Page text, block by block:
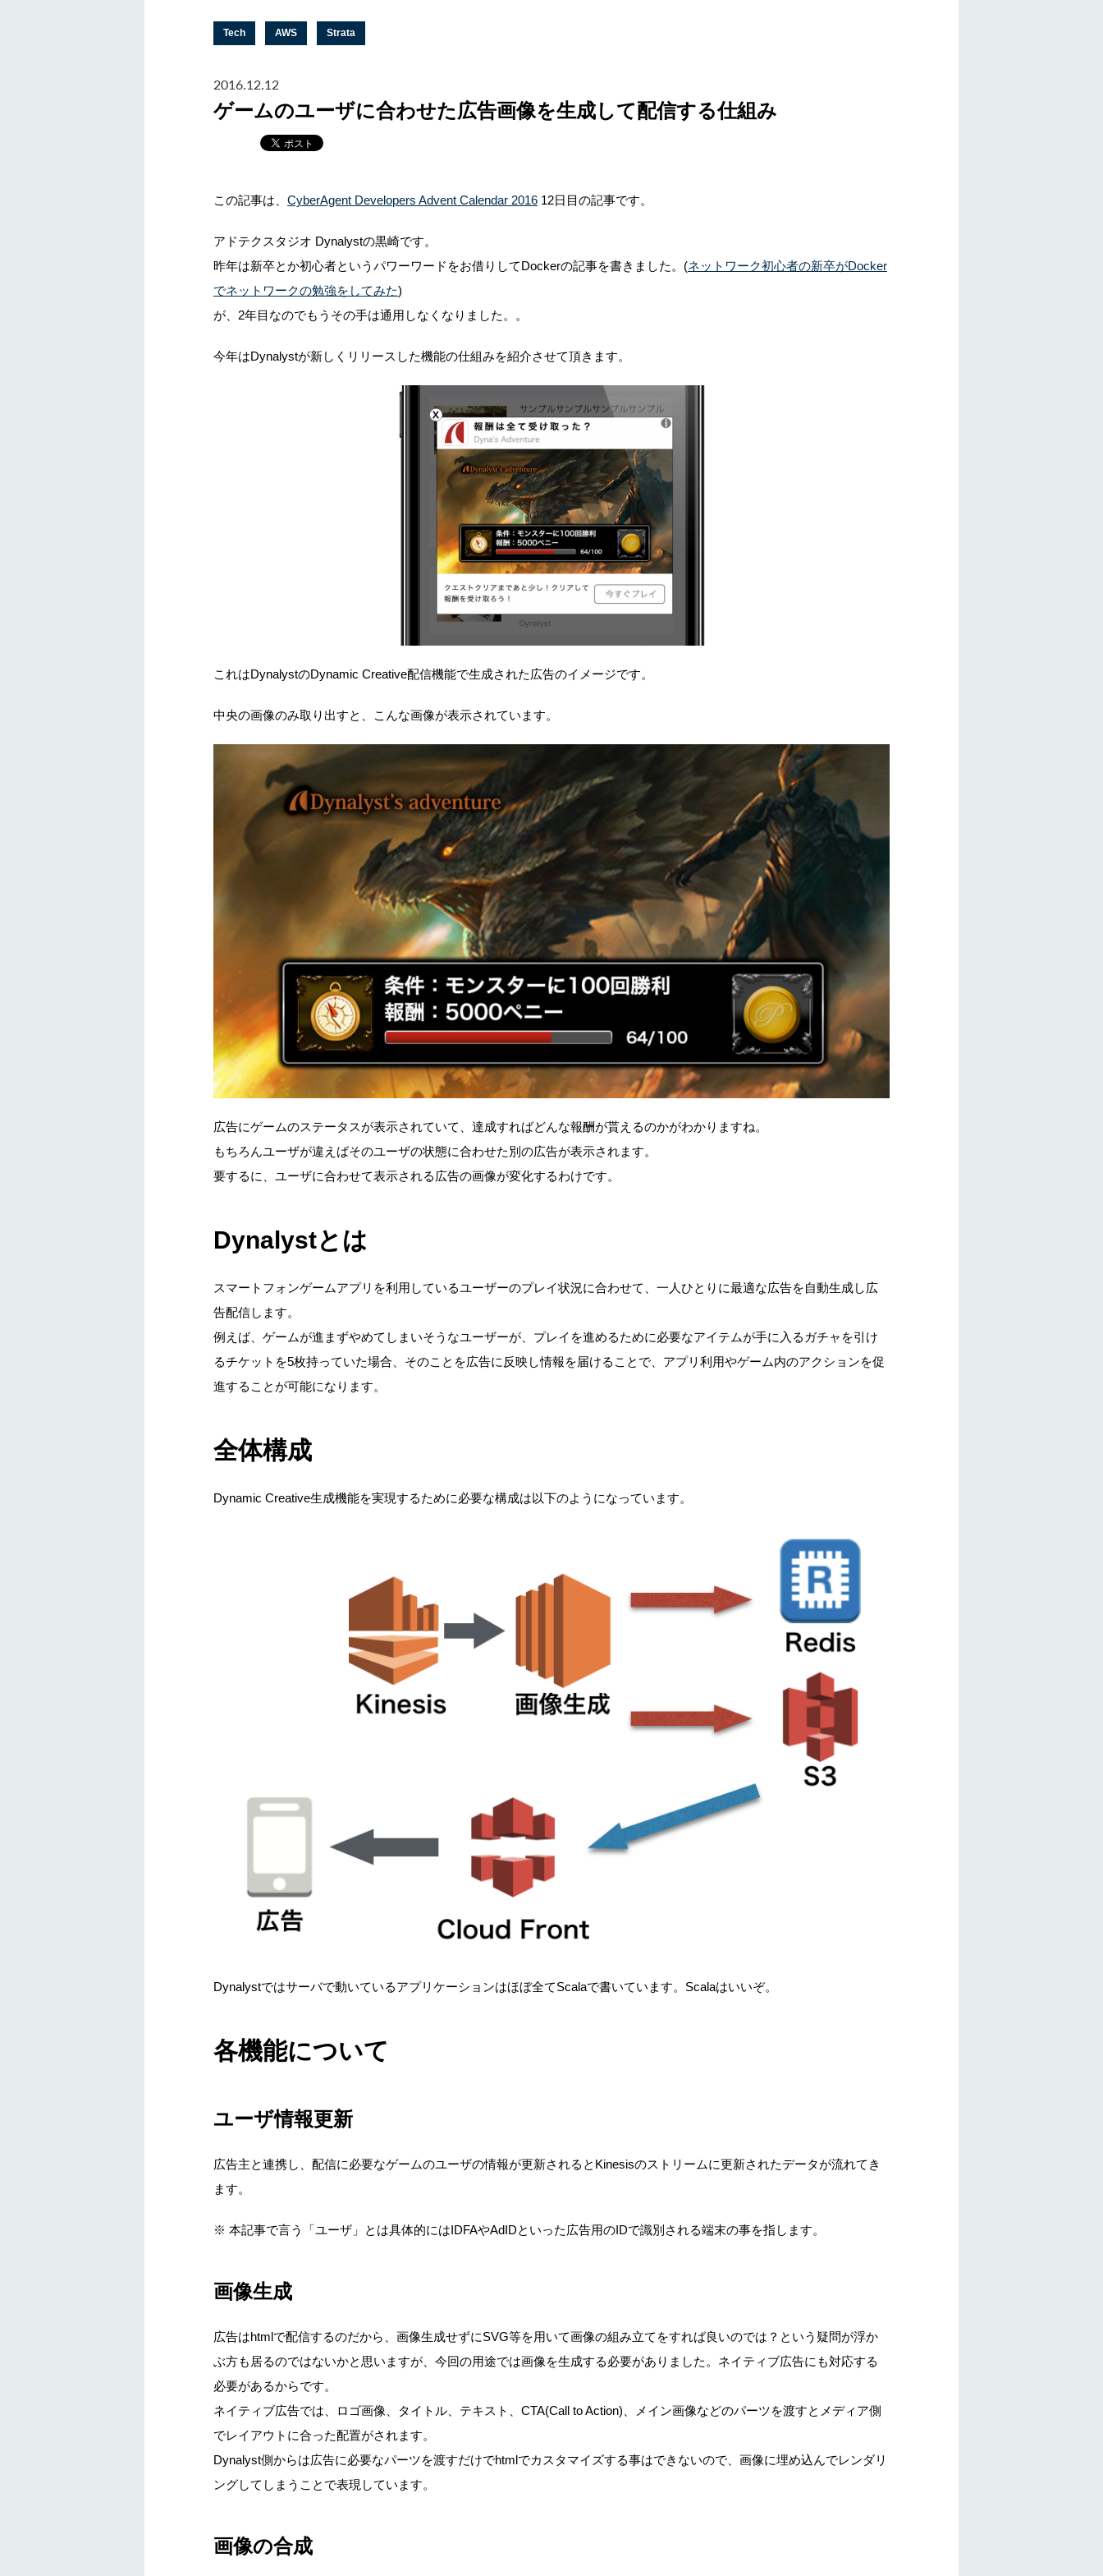
Tech AWS Strata
2016.12.12
ゲームのユーザに合わせた広告画像を生成して配信する仕組み
この記事は、 CyberAgent Developers Advent Calendar 2016 12日目の記事です。
アドテクスタジオ Dynalystの黒崎です。
昨年は新卒とか初心者というパワーワードをお借りしてDockerの記事を書きました。(ネットワーク初心者の新卒がDocker
でネットワークの勉強をしてみた)
が、2年目なのでもうその手は通用しなくなりました。。
今年はDynalystが新しくリリースした機能の仕組みを紹介させて頂きます。
これはDynalystのDynamic Creative配信機能で生成された広告のイメージです。
中央の画像のみ取り出すと、こんな画像が表示されています。
広告にゲームのステータスが表示されていて、達成すればどんな報酬が貰えるのかがわかりますね。
もちろんユーザが違えばそのユーザの状態に合わせた別の広告が表示されます。
要するに、ユーザに合わせて表示される広告の画像が変化するわけです。
Dynalystとは
スマートフォンゲームアプリを利用しているユーザーのプレイ状況に合わせて、一人ひとりに最適な広告を自動生成し広
告配信します。
例えば、ゲームが進まずやめてしまいそうなユーザーが、プレイを進めるために必要なアイテムが手に入るガチャを引け
るチケットを5枚持っていた場合、そのことを広告に反映し情報を届けることで、アプリ利用やゲーム内のアクションを促
進することが可能になります。
全体構成
Dynamic Creative生成機能を実現するために必要な構成は以下のようになっています。
Dynalystではサーバで動いているアプリケーションはほぼ全てScalaで書いています。Scalaはいいぞ。
各機能について
ユーザ情報更新
広告主と連携し、配信に必要なゲームのユーザの情報が更新されるとKinesisのストリームに更新されたデータが流れてき
ます。
※ 本記事で言う「ユーザ」とは具体的にはIDFAやAdIDといった広告用のIDで識別される端末の事を指します。
画像生成
広告はhtmlで配信するのだから、画像生成せずにSVG等を用いて画像の組み立てをすれば良いのでは？という疑問が浮か
ぶ方も居るのではないかと思いますが、今回の用途では画像を生成する必要がありました。ネイティブ広告にも対応する
必要があるからです。
ネイティブ広告では、ロゴ画像、タイトル、テキスト、CTA(Call to Action)、メイン画像などのパーツを渡すとメディア側
でレイアウトに合った配置がされます。
Dynalyst側からは広告に必要なパーツを渡すだけでhtmlでカスタマイズする事はできないので、画像に埋め込んでレンダリ
ングしてしまうことで表現しています。
画像の合成